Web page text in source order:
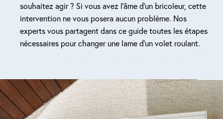
souhaitez agir ? Si vous avez l’âme d’un bricoleur, cette
intervention ne vous posera aucun problème. Nos
experts vous partagent dans ce guide toutes les étapes
nécessaires pour changer une lame d’un volet roulant.